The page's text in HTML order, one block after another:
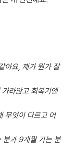
아요, 제가 뭔가 잘
라앉고 회복기엔
무엇이 다르고 어
분과 9개월 가는 분